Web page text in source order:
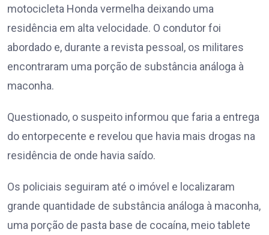
motocicleta Honda vermelha deixando uma
residência em alta velocidade. O condutor foi
abordado e, durante a revista pessoal, os militares
encontraram uma porção de substância análoga à
maconha.
Questionado, o suspeito informou que faria a entrega
do entorpecente e revelou que havia mais drogas na
residência de onde havia saído.
Os policiais seguiram até o imóvel e localizaram
grande quantidade de substância análoga à maconha,
uma porção de pasta base de cocaína, meio tablete